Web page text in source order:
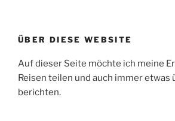
ÜBER DIESE WEBSITE
Auf dieser Seite möchte ich meine
Reisen teilen und auch immer etwas
berichten.